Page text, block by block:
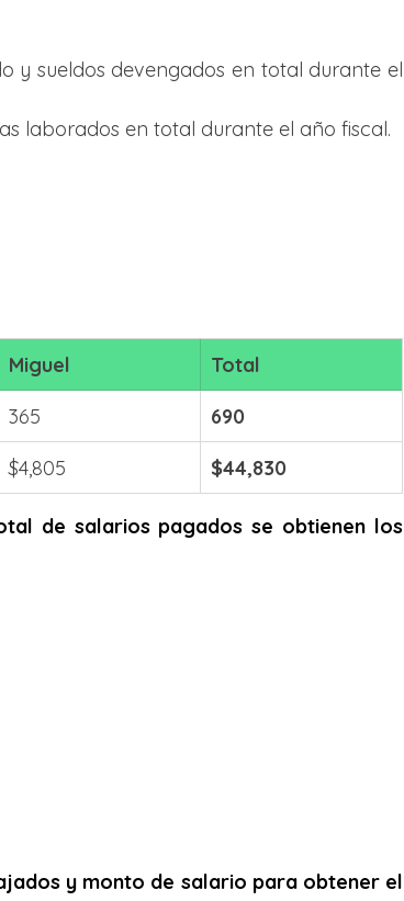
y sueldos devengados en total durante el
laborados en total durante el año fiscal.
Miguel
365 690
$4,805 $44,830
de salarios pagados se obtienen los
y monto de salario para obtener el